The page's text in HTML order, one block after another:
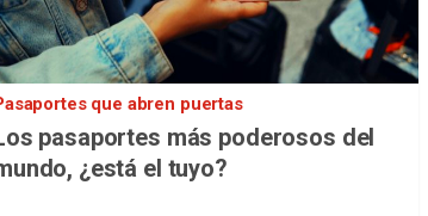
que abren puertas
pasaportes más poderosos del
¿está el tuyo?